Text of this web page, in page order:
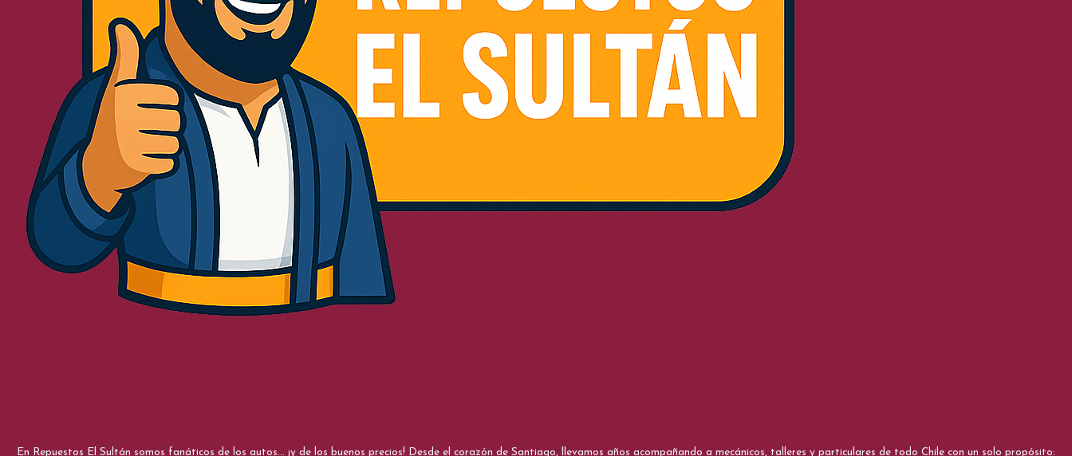
En Repuestos El Sultán somos fanáticos de los autos... ¡y de los buenos precios! Desde el corazón de Santiago, llevamos años acompañando a mecánicos, talleres y particulares de todo Chile con un solo propósito: